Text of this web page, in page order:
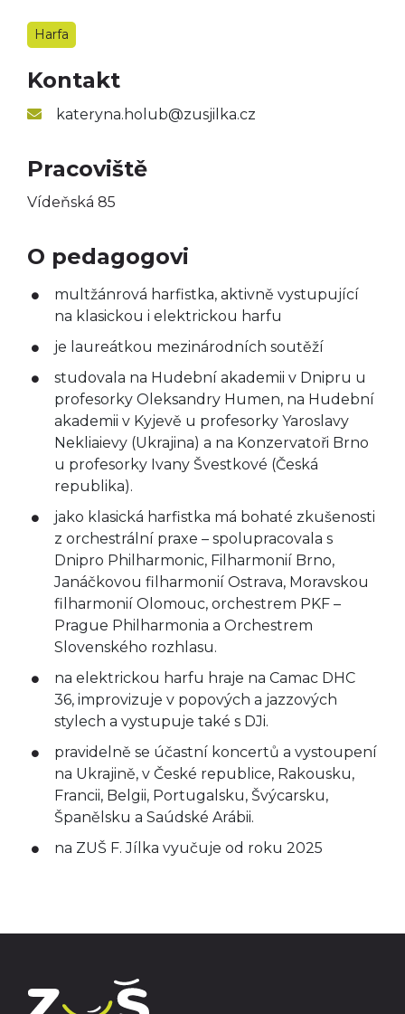
Harfa
Kontakt
kateryna.holub@zusjilka.cz
Pracoviště
Vídeňská 85
O pedagogovi
multžánrová harfistka, aktivně vystupující
na klasickou i elektrickou harfu
je laureátkou mezinárodních soutěží
studovala na Hudební akademii v Dnipru u
profesorky Oleksandry Humen, na Hudební
akademii v Kyjevě u profesorky Yaroslavy
Nekliaievy (Ukrajina) a na Konzervatoři Brno
u profesorky Ivany Švestkové (Česká
republika).
jako klasická harfistka má bohaté zkušenosti
z orchestrální praxe – spolupracovala s
Dnipro Philharmonic, Filharmonií Brno,
Janáčkovou filharmonií Ostrava, Moravskou
filharmonií Olomouc, orchestrem PKF –
Prague Philharmonia a Orchestrem
Slovenského rozhlasu.
na elektrickou harfu hraje na Camac DHC
36, improvizuje v popových a jazzových
stylech a vystupuje také s DJi.
pravidelně se účastní koncertů a vystoupení
na Ukrajině, v České republice, Rakousku,
Francii, Belgii, Portugalsku, Švýcarsku,
Španělsku a Saúdské Arábii.
na ZUŠ F. Jílka vyučuje od roku 2025
Literárně-dramatický
obor